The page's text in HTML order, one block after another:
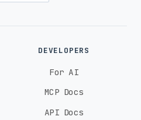
DEVELOPERS
For AI
MCP Docs
API Docs